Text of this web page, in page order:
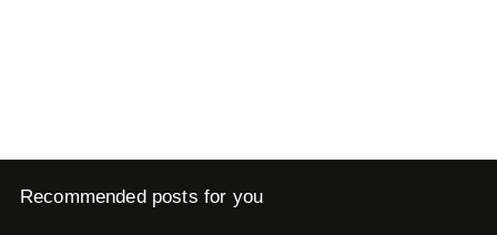
Recommended posts for you